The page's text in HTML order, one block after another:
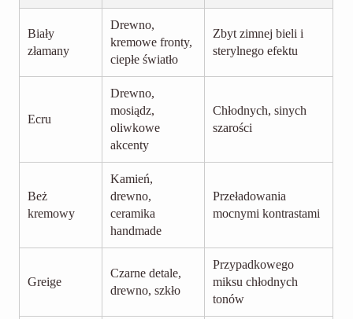
Biały
złamany
Drewno,
kremowe fronty,
ciepłe światło
Zbyt zimnej bieli i
sterylnego efektu
Ecru
Drewno,
mosiądz,
oliwkowe
akcenty
Chłodnych, sinych
szarości
Beż
kremowy
Kamień,
drewno,
ceramika
handmade
Przeładowania
mocnymi kontrastami
Greige
Czarne detale,
drewno, szkło
Przypadkowego
miksu chłodnych
tonów